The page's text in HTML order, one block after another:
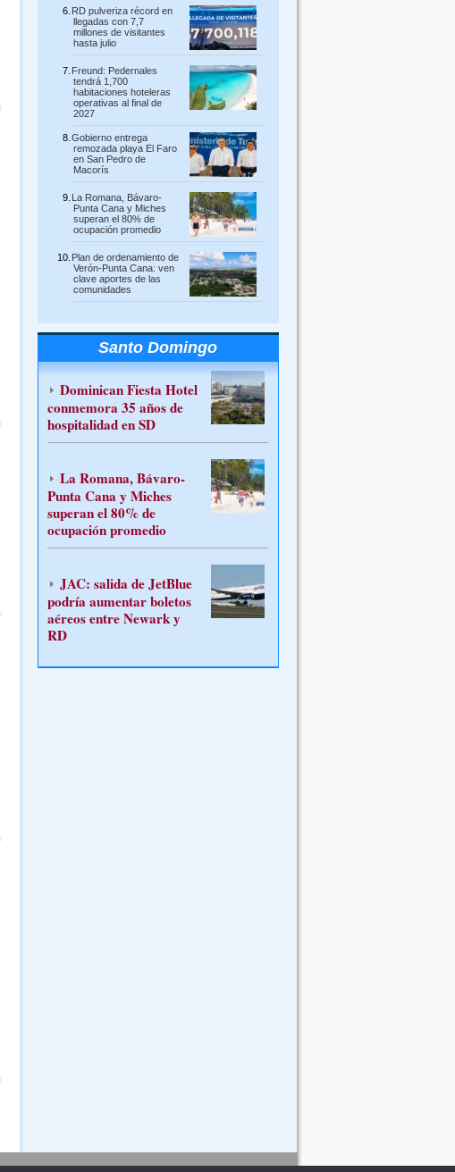
RD pulveriza récord en
llegadas con 7,7
millones de visitantes
hasta julio
Freund: Pedernales
tendrá 1,700
habitaciones hoteleras
operativas al final de
2027
Gobierno entrega
remozada playa El Faro
en San Pedro de
Macorís
La Romana, Bávaro-
Punta Cana y Miches
superan el 80% de
ocupación promedio
Plan de ordenamiento de
Verón-Punta Cana: ven
clave aportes de las
comunidades
Santo Domingo
Dominican Fiesta Hotel
conmemora 35 años de
hospitalidad en SD
La Romana, Bávaro-
Punta Cana y Miches
superan el 80% de
ocupación promedio
JAC: salida de JetBlue
podría aumentar boletos
aéreos entre Newark y
RD